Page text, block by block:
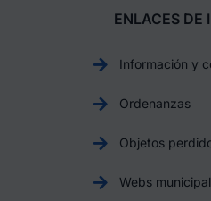
ENLACES DE
Información y
Ordenanzas
Objetos
Webs